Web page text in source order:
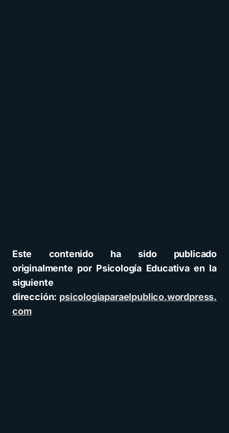
Este contenido ha sido publicado
originalmente por Psicología Educativa en la
siguiente
dirección: psicologiaparaelpublico.wordpress.
com